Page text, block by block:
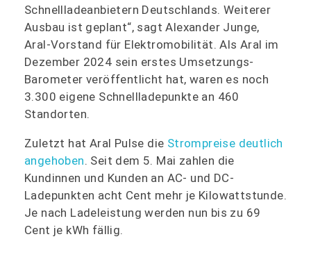
Schnellladeanbietern Deutschlands. Weiterer
Ausbau ist geplant“, sagt Alexander Junge,
Aral-Vorstand für Elektromobilität. Als Aral im
Dezember 2024 sein erstes Umsetzungs-
Barometer veröffentlicht hat, waren es noch
3.300 eigene Schnellladepunkte an 460
Standorten.
Zuletzt hat Aral Pulse die Strompreise deutlich
angehoben. Seit dem 5. Mai zahlen die
Kundinnen und Kunden an AC- und DC-
Ladepunkten acht Cent mehr je Kilowattstunde.
Je nach Ladeleistung werden nun bis zu 69
Cent je kWh fällig.